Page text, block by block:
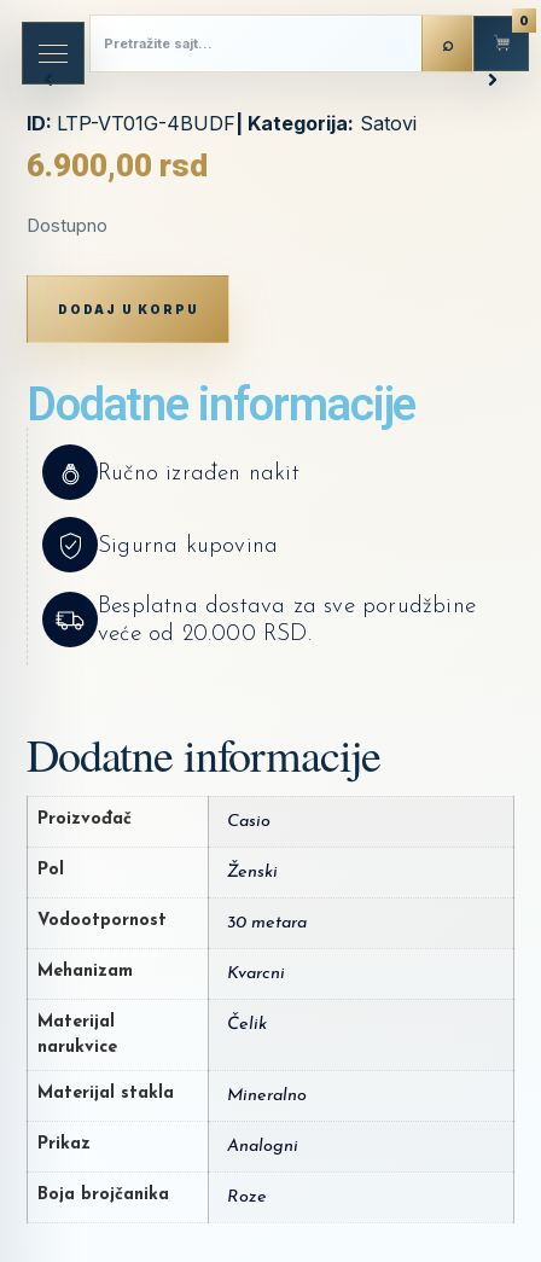
ID: LTP-VT01G-4BUDF | Kategorija: Satovi
6.900,00 rsd
Dostupno
DODAJ U KORPU
Dodatne informacije
Ručno izrađen nakit
Sigurna kupovina
Besplatna dostava za sve porudžbine
veće od 20.000 RSD.
Dodatne informacije
Proizvođač Casio
Pol Ženski
Vodootpornost 30 metara
Mehanizam Kvarcni
Materijal
narukvice
Čelik
Materijal stakla Mineralno
Prikaz Analogni
Boja brojčanika Roze
0